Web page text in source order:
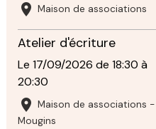
Maison de associations
Atelier d'écriture
Le 17/09/2026 de 18:30 à
20:30
Maison de associations -
Mougins